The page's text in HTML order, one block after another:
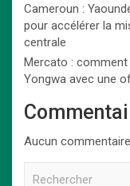
Cameroun :
pour accélérer la
centrale
Mercato : comment
Yongwa avec une
Aucun